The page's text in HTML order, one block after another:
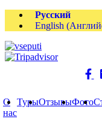
Русский
English (
О
нас
ТурыОтзывыФото